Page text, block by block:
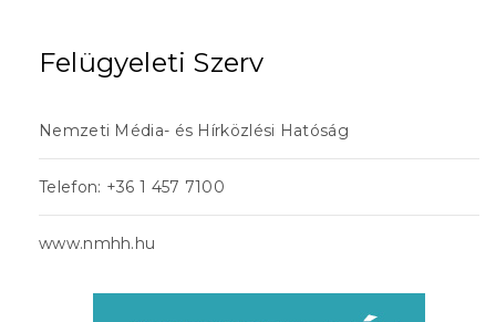
Felügyeleti Szerv
Nemzeti Média- és Hírközlési Hatóság
Telefon: +36 1 457 7100
www.nmhh.hu